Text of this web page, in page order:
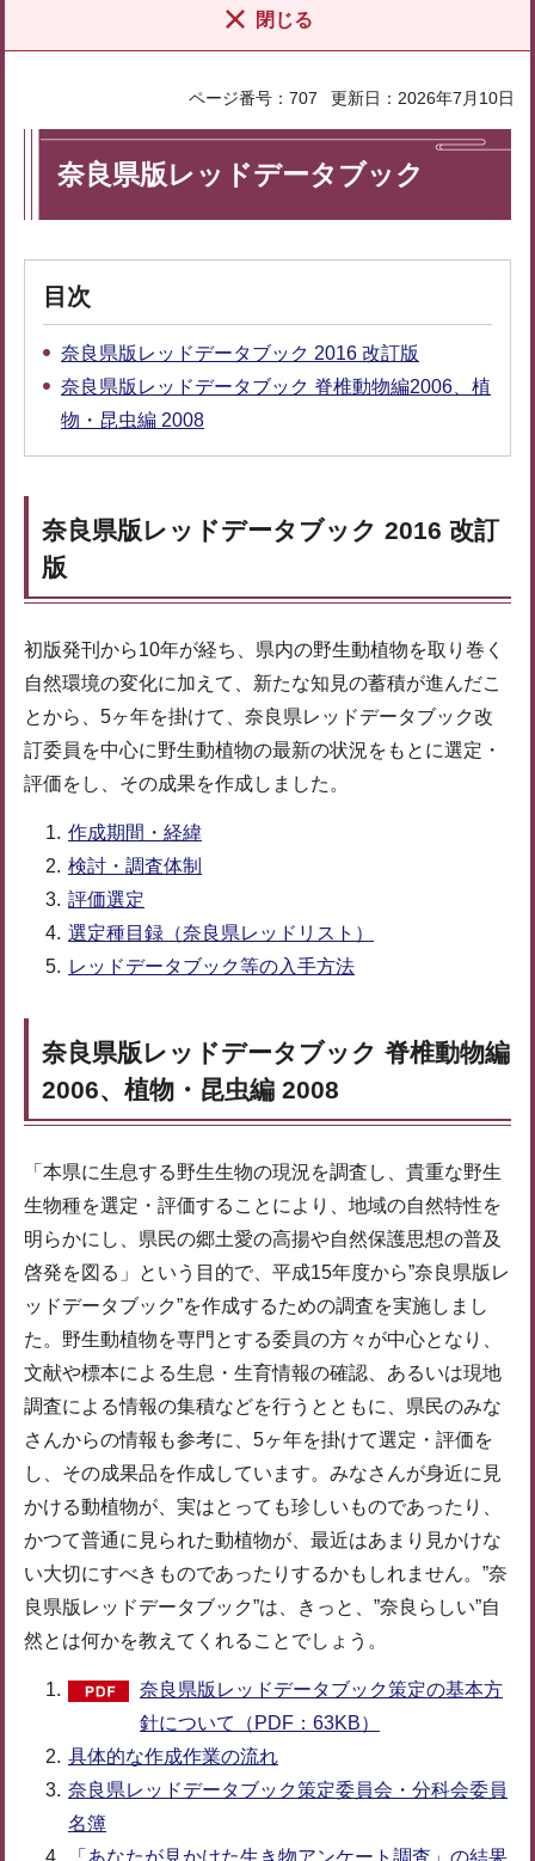
閉じる
ページ番号：707 更新日：2026年7月10日
奈良県版レッドデータブック
目次
奈良県版レッドデータブック 2016 改訂版
奈良県版レッドデータブック 脊椎動物編2006、植
物・昆虫編 2008
奈良県版レッドデータブック 2016 改訂
版
初版発刊から10年が経ち、県内の野生動植物を取り巻く
自然環境の変化に加えて、新たな知見の蓄積が進んだこ
とから、5ヶ年を掛けて、奈良県レッドデータブック改
訂委員を中心に野生動植物の最新の状況をもとに選定・
評価をし、その成果を作成しました。
作成期間・経緯
検討・調査体制
評価選定
選定種目録（奈良県レッドリスト）
レッドデータブック等の入手方法
奈良県版レッドデータブック 脊椎動物編
2006、植物・昆虫編 2008
「本県に生息する野生生物の現況を調査し、貴重な野生
生物種を選定・評価することにより、地域の自然特性を
明らかにし、県民の郷土愛の高揚や自然保護思想の普及
啓発を図る」という目的で、平成15年度から”奈良県版レ
ッドデータブック”を作成するための調査を実施しまし
た。野生動植物を専門とする委員の方々が中心となり、
文献や標本による生息・生育情報の確認、あるいは現地
調査による情報の集積などを行うとともに、県民のみな
さんからの情報も参考に、5ヶ年を掛けて選定・評価を
し、その成果品を作成しています。みなさんが身近に見
かける動植物が、実はとっても珍しいものであったり、
かつて普通に見られた動植物が、最近はあまり見かけな
い大切にすべきものであったりするかもしれません。”奈
良県版レッドデータブック”は、きっと、”奈良らしい”自
然とは何かを教えてくれることでしょう。
奈良県版レッドデータブック策定の基本方
針について（PDF：63KB）
具体的な作成作業の流れ
奈良県レッドデータブック策定委員会・分科会委員
名簿
「あなたが見かけた生き物アンケート調査」の結果